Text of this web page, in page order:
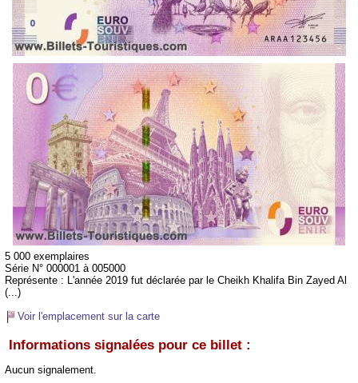
5 000 exemplaires
Série N° 000001 à 005000
Représente : L'année 2019 fut déclarée par le Cheikh Khalifa Bin Zayed Al
(...)
Voir l'emplacement sur la carte
Informations signalées pour ce billet :
Aucun signalement.